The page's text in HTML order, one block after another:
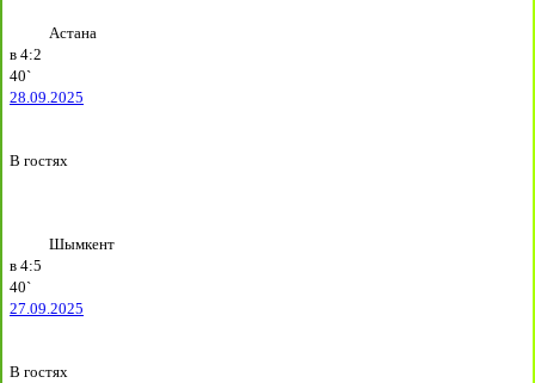
Астана
в 4:2
40`
28.09.2025
В гостях
Шымкент
в 4:5
40`
27.09.2025
В гостях